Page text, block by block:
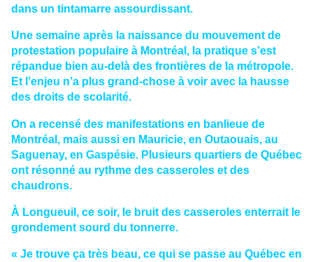
dans un tintamarre assourdissant.
Une semaine après la naissance du mouvement de
protestation populaire à Montréal, la pratique s’est
répandue bien au-delà des frontières de la métropole.
Et l’enjeu n’a plus grand-chose à voir avec la hausse
des droits de scolarité.
On a recensé des manifestations en banlieue de
Montréal, mais aussi en Mauricie, en Outaouais, au
Saguenay, en Gaspésie. Plusieurs quartiers de Québec
ont résonné au rythme des casseroles et des
chaudrons.
À Longueuil, ce soir, le bruit des casseroles enterrait le
grondement sourd du tonnerre.
« Je trouve ça très beau, ce qui se passe au Québec en